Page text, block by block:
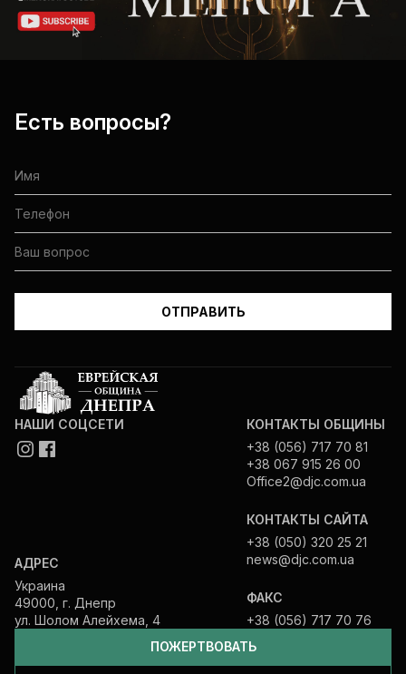
Есть вопросы?
ПОЖЕРТВОВАТЬ
НАШИ СОЦСЕТИ
АДРЕС
Украина
49000, г. Днепр
ул. Шолом Алейхема, 4
КОНТАКТЫ ОБЩИНЫ
+38 (056) 717 70 81
+38 067 915 26 00
Office2@djc.com.ua
КОНТАКТЫ САЙТА
+38 (050) 320 25 21
news@djc.com.ua
ФАКС
+38 (056) 717 70 76